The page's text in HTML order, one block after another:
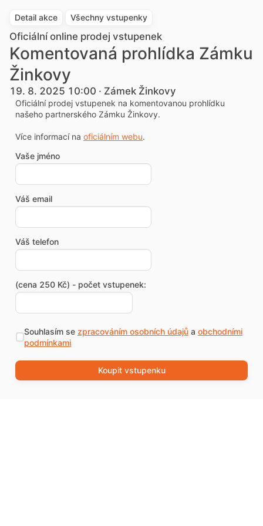
Detail akce Všechny vstupenky
Oficiální online prodej vstupenek
Komentovaná prohlídka Zámku
Žinkovy
19. 8. 2025 10:00 · Zámek Žinkovy
Oficiální prodej vstupenek na komentovanou prohlídku
našeho partnerského Zámku Žinkovy.
Více informací na oficiálním webu.
Vaše jméno
Váš email
Váš telefon
(cena 250 Kč) - počet vstupenek:
Souhlasím se zpracováním osobních údajůa obchodními
podmínkami
Koupit vstupenku